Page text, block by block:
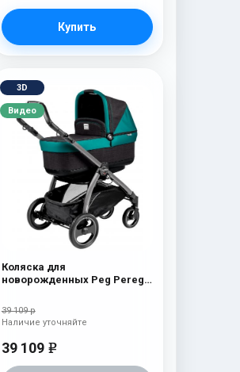
Купить
3D
Видео
Коляска для
новорожденных Peg Perego
aquamarine
39 109 р
39 109 e
Наличие уточняйте